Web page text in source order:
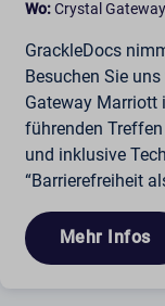
Wo:Crystal
GrackleDocs
Besuchen Sie
Gateway Marriott
führenden
und inklusive
“Barrierefreiheit
Mehr Infos